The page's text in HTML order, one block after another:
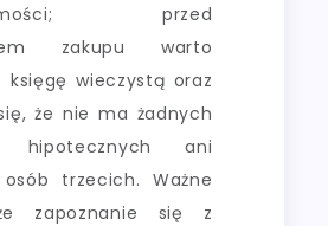
przed
zakupu warto
księgę wieczystą oraz
że nie ma żadnych
hipotecznych ani
trzecich. Ważne
zapoznanie się z